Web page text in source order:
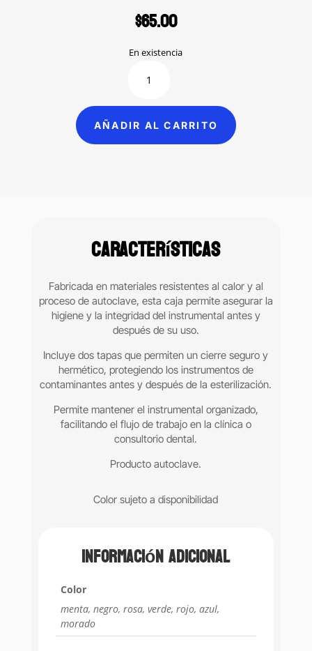
$65.00
En existencia
instrumental
con
AÑADIR AL CARRITO
Características
Fabricada en materiales resistentes al calor y al
proceso de autoclave, esta caja permite asegurar la
higiene y la integridad del instrumental antes y
después de su uso.
Incluye dos tapas que permiten un cierre seguro y
hermético, protegiendo los instrumentos de
contaminantes antes y después de la esterilización.
Permite mantener el instrumental organizado,
facilitando el flujo de trabajo en la clínica o
consultorio dental.
Producto autoclave.
Color sujeto a disponibilidad
Información adicional
Color
menta, negro, rosa, verde, rojo, azul,
morado